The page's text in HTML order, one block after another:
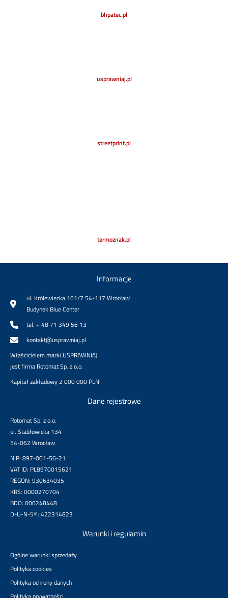
bhpatec.pl
usprawniaj.pl
streetprint.pl
termoznak.pl
Informacje
ul. Królewiecka 161/7 54-117 Wrocław
Budynek Blue Center
tel. + 48 71 349 56 13
kontakt@usprawniaj.pl
Właścicielem marki USPRAWNIAJ
jest firma Rotomat Sp. z o.o.
Kapitał zakładowy 2 000 000 PLN
Dane rejestrowe
Rotomat Sp. z o.o.
ul. Stabłowicka 134
54-062 Wrocław
NIP: 897-001-56-21
VAT ID: PL8970015621
REGON: 930634035
KRS: 0000270704
BDO: 000248448
D-U-N-S®: 422314823
Warunki i regulamin
Ogólne warunki sprzedaży
Polityka cookies
Polityka ochrony danych